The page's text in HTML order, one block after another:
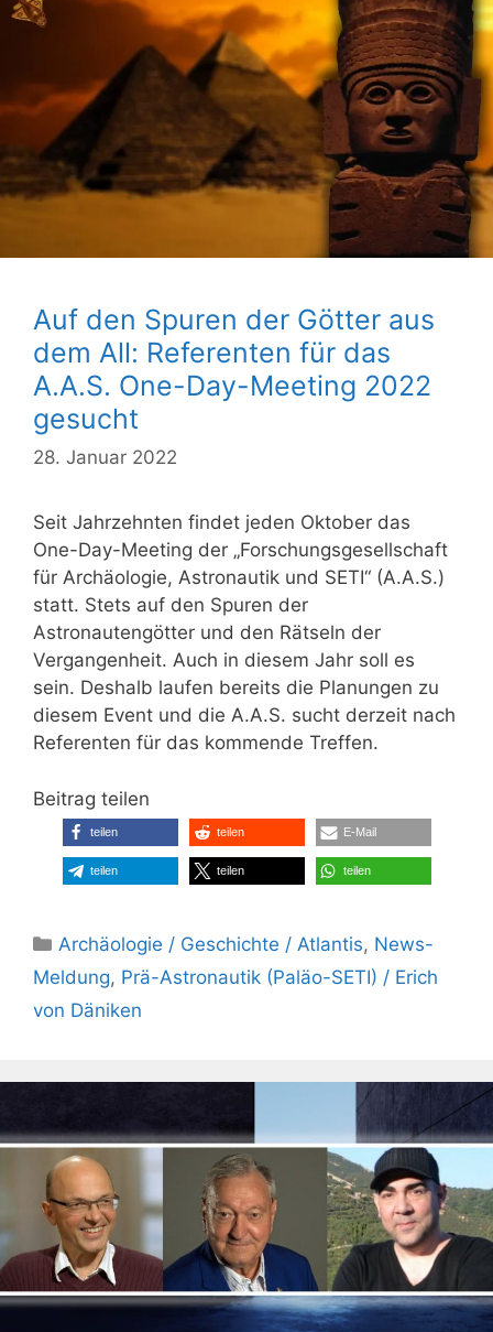
Auf den Spuren der Götter aus
dem All: Referenten für das
A.A.S. One-Day-Meeting 2022
gesucht
28. Januar 2022
Seit Jahrzehnten findet jeden Oktober das
One-Day-Meeting der „Forschungsgesellschaft
für Archäologie, Astronautik und SETI“ (A.A.S.)
statt. Stets auf den Spuren der
Astronautengötter und den Rätseln der
Vergangenheit. Auch in diesem Jahr soll es
sein. Deshalb laufen bereits die Planungen zu
diesem Event und die A.A.S. sucht derzeit nach
Referenten für das kommende Treffen.
Beitrag teilen
teilen teilen E-Mail
teilen teilen teilen
Kategorien
Archäologie / Geschichte / Atlantis, News-
Meldung, Prä-Astronautik (Paläo-SETI) / Erich
von Däniken